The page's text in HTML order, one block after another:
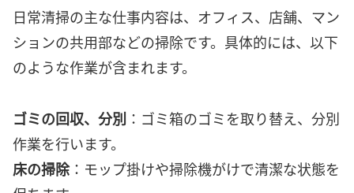
日常清掃の主な仕事内容は、オフィス、店舗、マン
ションの共用部などの掃除です。具体的には、以下
のような作業が含まれます。
ゴミの回収、分別 ：ゴミ箱のゴミを取り替え、分別
作業を行います。
床の掃除：モップ掛けや掃除機がけで清潔な状態を